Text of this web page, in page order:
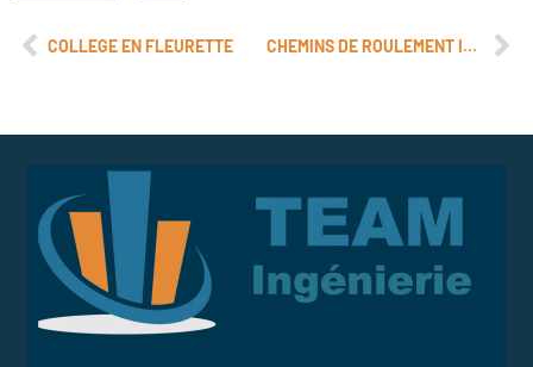
COLLEGE EN FLEURETTE CHEMINS DE ROULEMENT INDUSTEEL